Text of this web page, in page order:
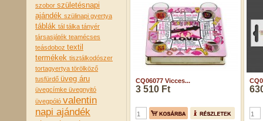
szobor születésnapi
ajándék szülinapi gyertya
táblák tál tálka tányér
társasjáték teamécses
teásdoboz textil
termékek tisztálkodószer
tortagyertya törölköző
tusfürdő üveg áru
üvegcímke üvegnyitó
üvegpóló valentin
napi ajándék
CQ06077 Vicces...
3 510 Ft